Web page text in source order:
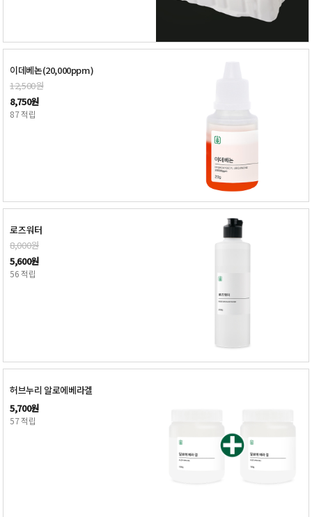
이데베논(20,000ppm)
12,500원
8,750원
87 적립
로즈워터
8,000원
5,600원
56 적립
허브누리 알로에베라겔
5,700원
57 적립